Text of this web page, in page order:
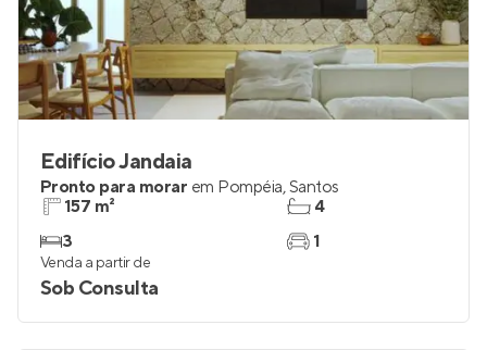
Edifício Jandaia
Pronto para morar em Pompéia,Santos
157 m²
3
4
1
Venda a partir de
Sob Consulta